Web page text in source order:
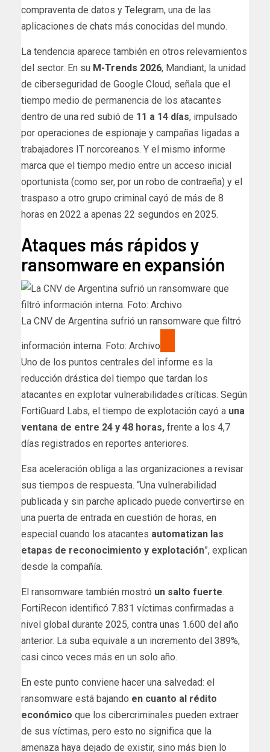
compraventa de datos y Telegram, una de las
aplicaciones de chats más conocidas del mundo.
La tendencia aparece también en otros relevamientos
del sector. En su M-Trends 2026, Mandiant, la unidad
de ciberseguridad de Google Cloud, señala que el
tiempo medio de permanencia de los atacantes
dentro de una red subió de 11 a 14 días, impulsado
por operaciones de espionaje y campañas ligadas a
trabajadores IT norcoreanos. Y el mismo informe
marca que el tiempo medio entre un acceso inicial
oportunista (como ser, por un robo de contraeña) y el
traspaso a otro grupo criminal cayó de más de 8
horas en 2022 a apenas 22 segundos en 2025.
Ataques más rápidos y
ransomware en expansión
La CNV de Argentina sufrió un ransomware que filtró
información interna. Foto: Archivo
Uno de los puntos centrales del informe es la
reducción drástica del tiempo que tardan los
atacantes en explotar vulnerabilidades críticas. Según
FortiGuard Labs, el tiempo de explotación cayó a una
ventana de entre 24 y 48 horas, frente a los 4,7
días registrados en reportes anteriores.
Esa aceleración obliga a las organizaciones a revisar
sus tiempos de respuesta. “Una vulnerabilidad
publicada y sin parche aplicado puede convertirse en
una puerta de entrada en cuestión de horas, en
especial cuando los atacantes automatizan las
etapas de reconocimiento y explotación”, explican
desde la compañía.
El ransomware también mostró un salto fuerte.
FortiRecon identificó 7.831 víctimas confirmadas a
nivel global durante 2025, contra unas 1.600 del año
anterior. La suba equivale a un incremento del 389%,
casi cinco veces más en un solo año.
En este punto conviene hacer una salvedad: el
ransomware está bajando en cuanto al rédito
económico que los cibercriminales pueden extraer
de sus víctimas, pero esto no significa que la
amenaza haya dejado de existir, sino más bien lo